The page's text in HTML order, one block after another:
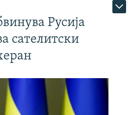
Русија
сателитски